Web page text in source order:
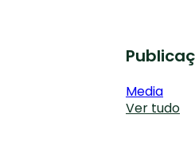
Media
Ver tudo